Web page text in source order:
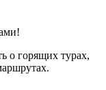
о горящих турах,